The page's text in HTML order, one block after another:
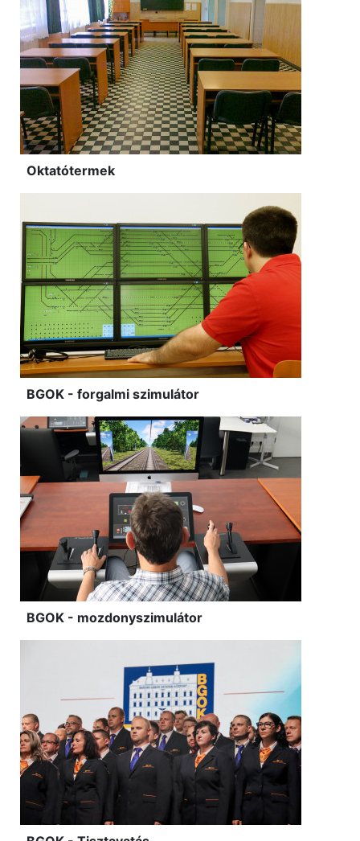
Oktatótermek
BGOK - forgalmi szimulátor
BGOK - mozdonyszimulátor